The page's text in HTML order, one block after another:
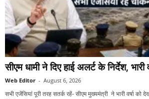
सीएम धामी ने दिए हाई अलर्ट के निर्देश, भारी
Web Editor - August 6, 2026
सभी एजेंसियां पूरी तरह सतर्क रहें- सीएम मुख्यमंत्री ने भारी वर्षा को